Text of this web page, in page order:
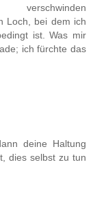
Loch, bei dem ich
ist. Was mir
ich fürchte das
deine Haltung
dies selbst zu tun